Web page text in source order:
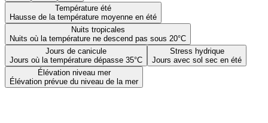
Température été
Hausse de la température moyenne en été
Nuits tropicales
Nuits où la température ne descend pas sous 20°C
Jours de canicule
Jours où la température dépasse 35°C
Stress hydrique
Jours avec sol sec en été
Élévation niveau mer
Élévation prévue du niveau de la mer